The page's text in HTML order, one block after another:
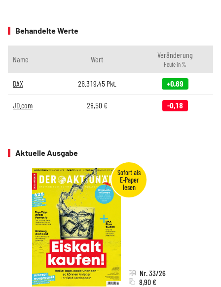
Behandelte Werte
Name Wert Veränderung
Heute in %
DAX 26.319,45Pkt. +0,69
JD.com 28,50€ -0,18
Aktuelle Ausgabe
Nr. 33/26
8,90 €